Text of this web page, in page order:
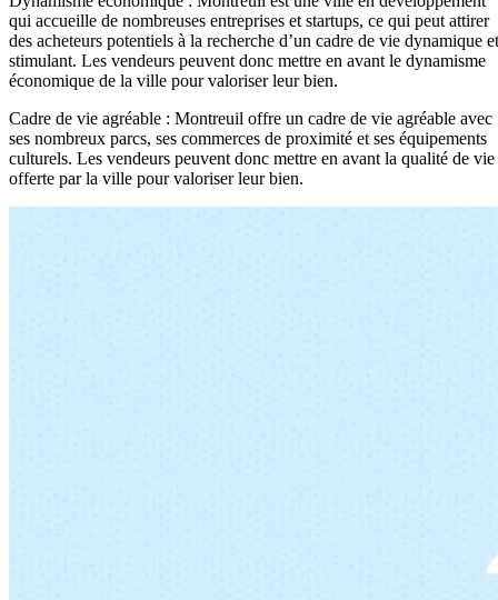
qui accueille de nombreuses entreprises et startups, ce qui peut attirer
des acheteurs potentiels à la recherche d’un cadre de vie dynamique et
stimulant. Les vendeurs peuvent donc mettre en avant le dynamisme
économique de la ville pour valoriser leur bien.
Cadre de vie agréable : Montreuil offre un cadre de vie agréable avec
ses nombreux parcs, ses commerces de proximité et ses équipements
culturels. Les vendeurs peuvent donc mettre en avant la qualité de vie
offerte par la ville pour valoriser leur bien.